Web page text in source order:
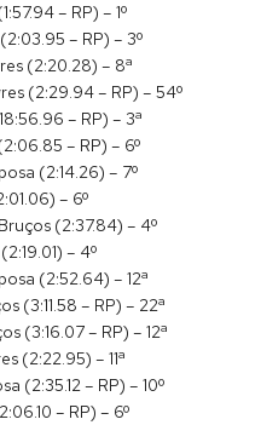
– RP) – 1º
– RP) – 3º
(2:20.28) – 8ª
(2:29.94 – RP) – 54º
– RP) – 3ª
– RP) – 6º
(2:14.26) – 7º
– 6º
(2:37.84) – 4º
– 4º
(2:52.64) – 12ª
(3:11.58 – RP) – 22ª
(3:16.07 – RP) – 12ª
(2:22.95) – 11ª
(2:35.12 – RP) – 10º
– RP) – 6º